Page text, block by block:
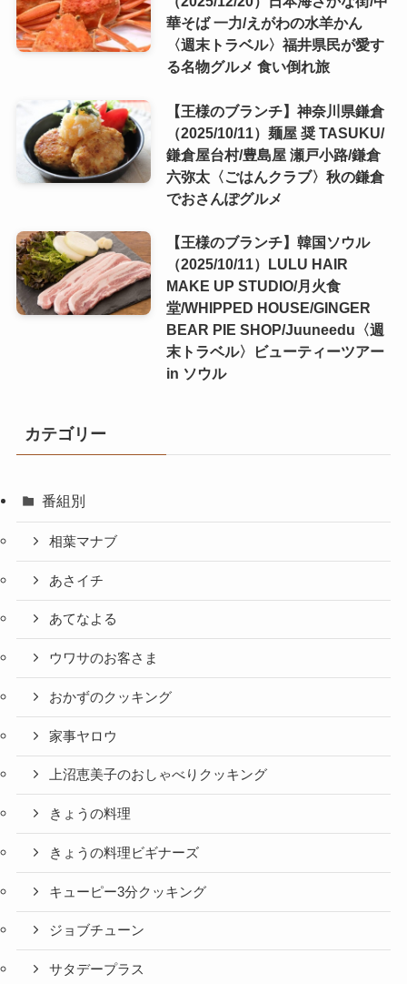
華そば 一力/えがわの水羊かん
〈週末トラベル〉福井県民が愛す
る名物グルメ 食い倒れ旅
【王様のブランチ】神奈川県鎌倉
（2025/10/11）麺屋 奨 TASUKU/
鎌倉屋台村/豊島屋 瀬戸小路/鎌倉
六弥太〈ごはんクラブ〉秋の鎌倉
でおさんぽグルメ
【王様のブランチ】韓国ソウル
（2025/10/11）LULU HAIR
MAKE UP STUDIO/月火食
堂/WHIPPED HOUSE/GINGER
BEAR PIE SHOP/Juuneedu〈週
末トラベル〉ビューティーツアー
in ソウル
カテゴリー
番組別
相葉マナブ
あさイチ
あてなよる
ウワサのお客さま
おかずのクッキング
家事ヤロウ
上沼恵美子のおしゃべりクッキング
きょうの料理
きょうの料理ビギナーズ
キューピー3分クッキング
ジョブチューン
サタデープラス